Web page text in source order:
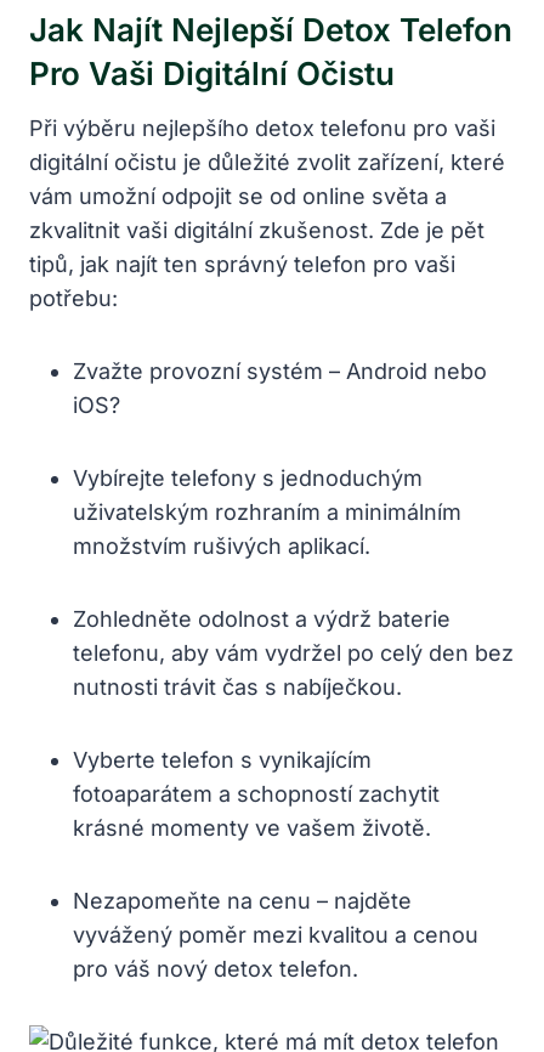
Jak Najít Nejlepší Detox Telefon
Pro Vaši Digitální Očistu
Při výběru nejlepšího detox telefonu pro vaši
digitální očistu je důležité zvolit zařízení, které
vám umožní odpojit se od online světa a
zkvalitnit vaši digitální zkušenost. Zde je pět
tipů, jak najít ten správný telefon pro vaši
potřebu:
Zvažte provozní systém – Android nebo
iOS?
Vybírejte telefony s jednoduchým
uživatelským rozhraním a minimálním
množstvím rušivých aplikací.
Zohledněte odolnost a výdrž baterie
telefonu, aby vám vydržel po celý den bez
nutnosti trávit čas s nabíječkou.
Vyberte telefon s vynikajícím
fotoaparátem a schopností zachytit
krásné momenty ve vašem životě.
Nezapomeňte na cenu – najděte
vyvážený poměr mezi kvalitou a cenou
pro váš nový detox telefon.